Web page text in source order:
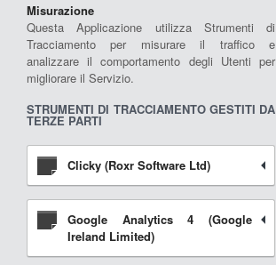
Misurazione
Questa Applicazione utilizza Strumenti di
Tracciamento per misurare il traffico e
analizzare il comportamento degli Utenti per
migliorare il Servizio.
STRUMENTI DI TRACCIAMENTO GESTITI DA
TERZE PARTI
Clicky (Roxr Software Ltd)
Google Analytics 4 (Google
Ireland Limited)